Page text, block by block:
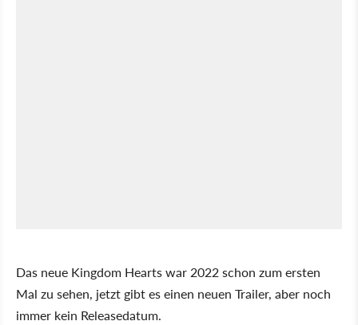
Das neue Kingdom Hearts war 2022 schon zum ersten
Mal zu sehen, jetzt gibt es einen neuen Trailer, aber noch
immer kein Releasedatum.